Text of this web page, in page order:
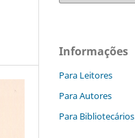
Informações
Para Leitores
Para Autores
Para Bibliotecários